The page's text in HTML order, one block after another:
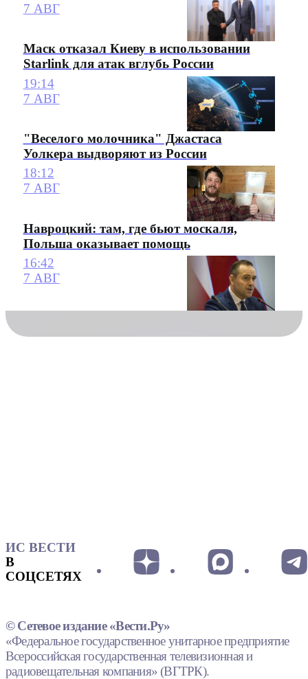
7 АВГ
Маск отказал Киеву в использовании
Starlink для атак вглубь России
19:14
7 АВГ
"Веселого молочника" Джастаса
Уолкера выдворяют из России
18:12
7 АВГ
Навроцкий: там, где бьют москаля,
Польша оказывает помощь
16:42
7 АВГ
ИС ВЕСТИ
В
СОЦСЕТЯХ
© Сетевое издание «Вести.Ру»
«Федеральное государственное унитарное предприятие
Всероссийская государственная телевизионная и
радиовещательная компания» (ВГТРК).